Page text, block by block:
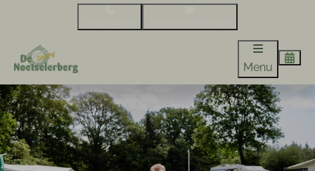
Menu